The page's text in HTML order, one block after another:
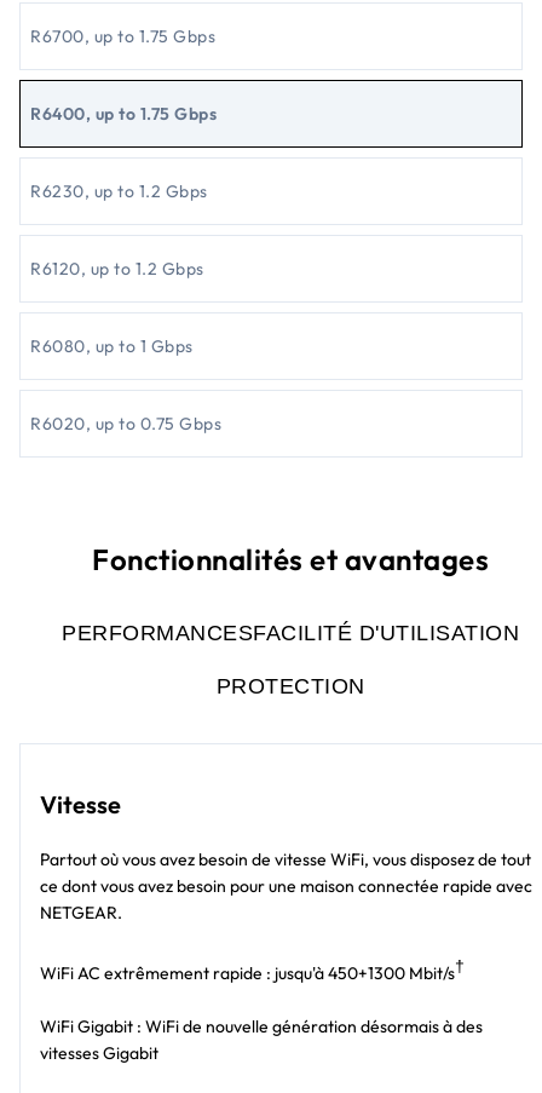
R6700, up to 1.75 Gbps
R6400, up to 1.75 Gbps
R6230, up to 1.2 Gbps
R6120, up to 1.2 Gbps
R6080, up to 1 Gbps
R6020, up to 0.75 Gbps
Fonctionnalités et avantages
PERFORMANCESFACILITÉ D'UTILISATION
PROTECTION
Vitesse
Partout où vous avez besoin de vitesse WiFi, vous disposez de tout
ce dont vous avez besoin pour une maison connectée rapide avec
NETGEAR.
WiFi AC extrêmement rapide : jusqu'à 450+1300 Mbit/s†
WiFi Gigabit : WiFi de nouvelle génération désormais à des
vitesses Gigabit